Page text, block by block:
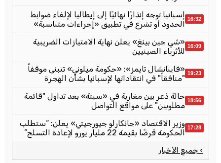
16:32 إسبانيا توجه إنذارًا نهائيًا إلى إيطاليا لإلغاء ضوابط
الحدود أو تشرع في تطبيق «إجراءات متناسبة»
16:09 «شي جين بينغ» يعلن نهاية الامتيازات الضريبية
للأثرياء الصينيين
19:23 «فاينانشال تايمز»: «حكومة ميلوني» تتبنى موقفاً
"منافقاً" في انتقاداتها لإسبانيا بشأن الهجرة
18:56 حالة ذعر بين مغاربة في «سبتة» بعد تداول "قائمة
مطلوبين" على مواقع التواصل
17:28 وزير الاقتصاد «جانكارلو جيورجيتي» يعلن: “ستطلب
الحكومة قرضًا بقيمة 22 مليار يورو لإعادة التسلح”
› جميع الأخبار